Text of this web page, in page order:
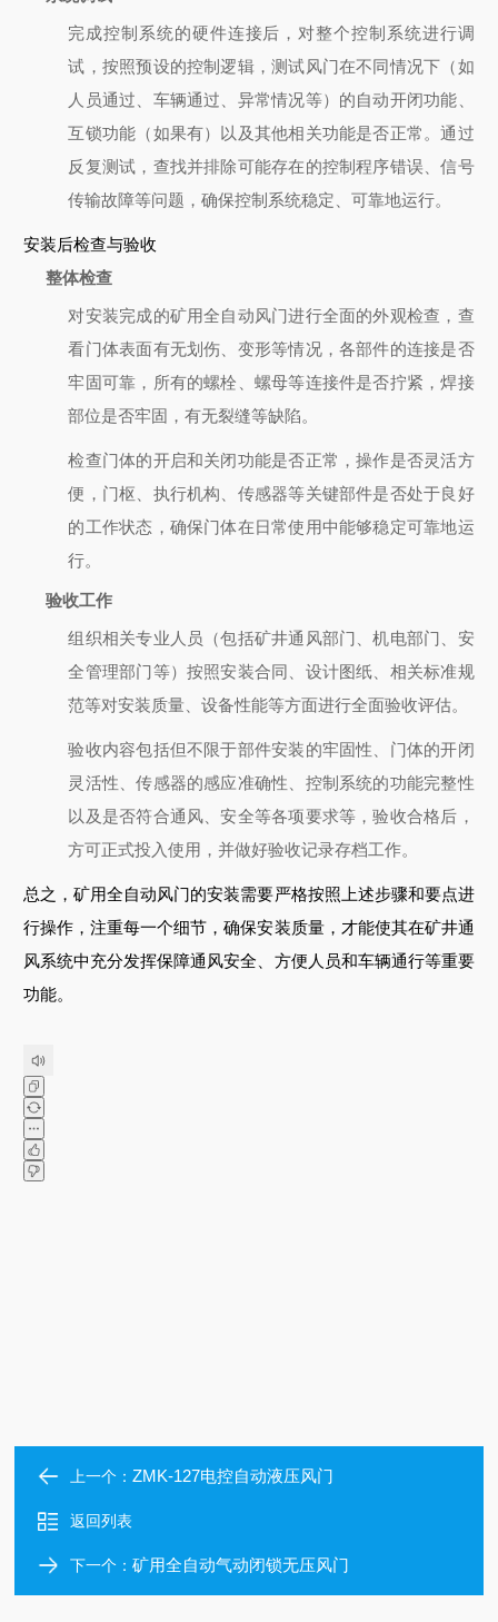
完成控制系统的硬件连接后，对整个控制系统进行调
试，按照预设的控制逻辑，测试风门在不同情况下（如
人员通过、车辆通过、异常情况等）的自动开闭功能、
互锁功能（如果有）以及其他相关功能是否正常。通过
反复测试，查找并排除可能存在的控制程序错误、信号
传输故障等问题，确保控制系统稳定、可靠地运行。
安装后检查与验收
整体检查
对安装完成的矿用全自动风门进行全面的外观检查，查
看门体表面有无划伤、变形等情况，各部件的连接是否
牢固可靠，所有的螺栓、螺母等连接件是否拧紧，焊接
部位是否牢固，有无裂缝等缺陷。
检查门体的开启和关闭功能是否正常，操作是否灵活方
便，门枢、执行机构、传感器等关键部件是否处于良好
的工作状态，确保门体在日常使用中能够稳定可靠地运
行。
验收工作
组织相关专业人员（包括矿井通风部门、机电部门、安
全管理部门等）按照安装合同、设计图纸、相关标准规
范等对安装质量、设备性能等方面进行全面验收评估。
验收内容包括但不限于部件安装的牢固性、门体的开闭
灵活性、传感器的感应准确性、控制系统的功能完整性
以及是否符合通风、安全等各项要求等，验收合格后，
方可正式投入使用，并做好验收记录存档工作。
总之，矿用全自动风门的安装需要严格按照上述步骤和要点进
行操作，注重每一个细节，确保安装质量，才能使其在矿井通
风系统中充分发挥保障通风安全、方便人员和车辆通行等重要
功能。
上一个：ZMK-127电控自动液压风门
返回列表
下一个：矿用全自动气动闭锁无压风门